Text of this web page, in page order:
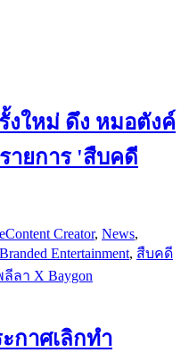
ใหม่ ดึง หมอตังค์
ายการ 'สืบคดี
Content Creator, News,
Branded Entertainment, สืบคดี
ลีลา X Baygon
กาศเลิกทำ